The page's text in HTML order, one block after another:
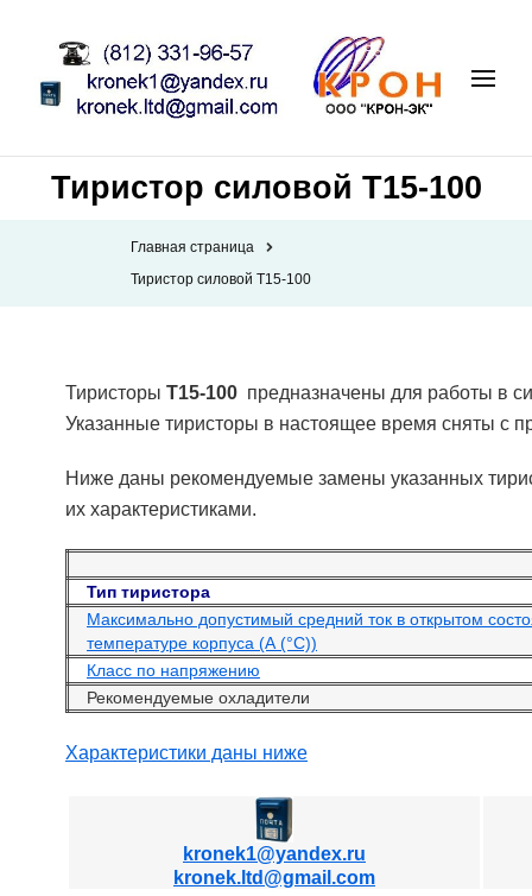
Тиристор силовой Т15-100
Главная страница
Тиристор силовой Т15-100
Тиристоры Т15-100 предназначены для работы в
Указанные тиристоры в настоящее время сняты с
Ниже даны рекомендуемые замены указанных
их характеристиками.
Тип тиристора
Максимально допустимый средний ток в открытом
температуре корпуса (А (°С))
Класс по напряжению
Рекомендуемые охладители
Характеристики даны ниже
kronek1@yandex.ru
kronek.ltd@gmail.com